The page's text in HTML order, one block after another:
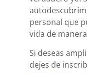
personal que
vida de
Si deseas
dejes de